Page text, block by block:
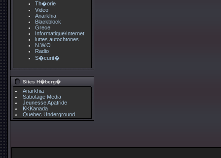
Th�orie
Video
Anarkhia
Blackblock
Grece
Informatique\Internet
luttes autochtones
N.W.O
Radio
S�curit�
Sites H�berg�
Anarkhia
Sabotage Media
Jeunesse Apatride
KKKanada
Quebec Underground